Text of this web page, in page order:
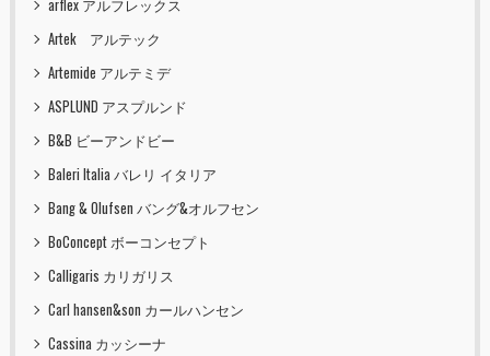
arflex アルフレックス
Artek アルテック
Artemide アルテミデ
ASPLUND アスプルンド
B&B ビーアンドビー
Baleri Italia バレリ イタリア
Bang & Olufsen バング&オルフセン
BoConcept ボーコンセプト
Calligaris カリガリス
Carl hansen&son カールハンセン
Cassina カッシーナ